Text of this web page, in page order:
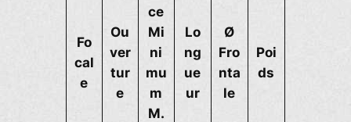
Fo
cal
e
Ou
ver
tur
e
ce
Mi
ni
mu
m
M.
Lo
ng
ue
ur
Ø
Fro
nta
le
Poi
ds